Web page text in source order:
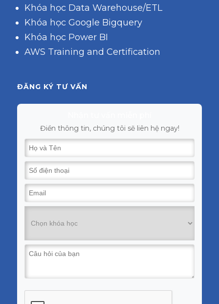
Khóa học Data Warehouse/ETL
Khóa học Google Bigquery
Khóa học Power BI
AWS Training and Certification
ĐĂNG KÝ TƯ VẤN
Điền thông tin, chúng tôi sẽ liên hệ ngay!